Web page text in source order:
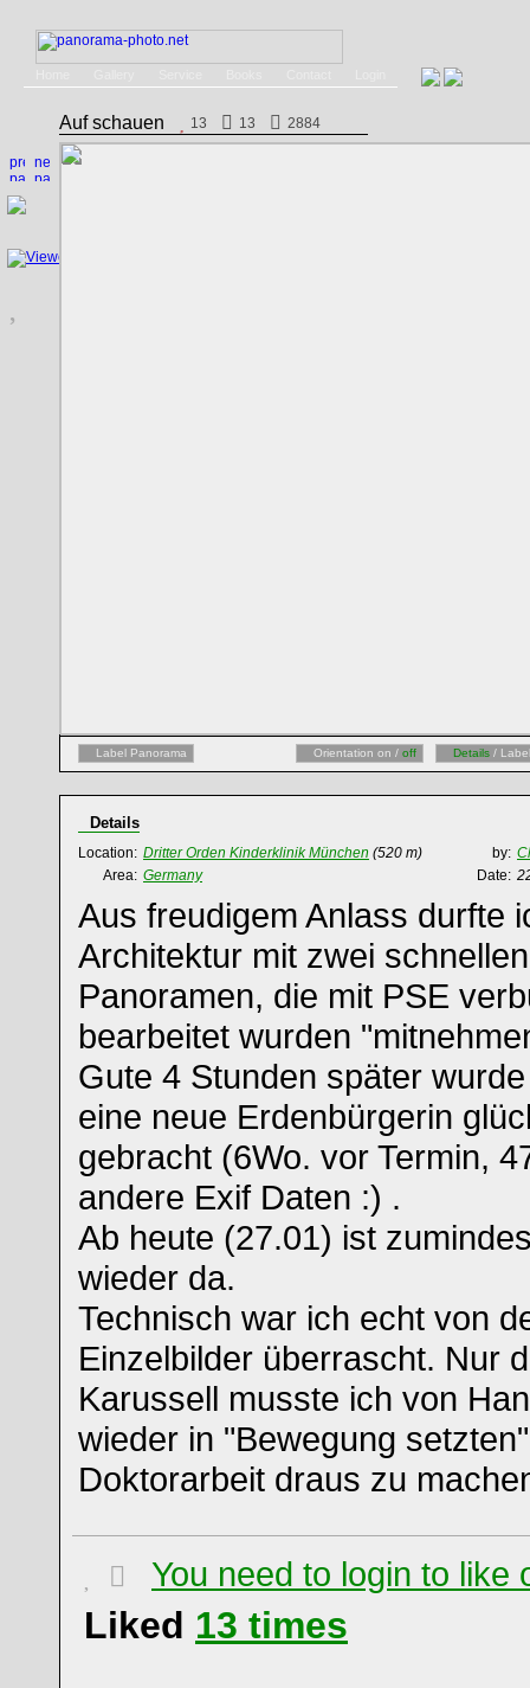
Auf schauen 13 13 2884
Label Panorama Orientation on / off Details /
Details
Location: Dritter Orden Kinderklinik München (520 m) by:
Area: Germany Date:
Aus freudigem Anlass durfte
Architektur mit zwei
Panoramen, die mit PSE
bearbeitet wurden
Gute 4 Stunden später
eine neue Erdenbürgerin
gebracht (6Wo. vor Termin,
andere Exif Daten :) .
Ab heute (27.01) ist
wieder da.
Technisch war ich echt von
Einzelbilder überrascht. Nur
Karussell musste ich von
wieder in "Bewegung
Doktorarbeit draus zu
You need to login to like
Liked 13 times